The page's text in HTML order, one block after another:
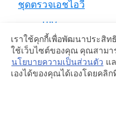
ชุดตรวจเอชไอวี
ตรวจ HIV
ตรวจ HIV
ตรวจเอชไอวี
เราใช้คุกกี้เพื่อพัฒนาประสิ
ใช้เว็บไซต์ของคุณ คุณสามา
นโยบายความเป็นส่วนตัว แ
เองได้ของคุณได้เองโดยคลิก